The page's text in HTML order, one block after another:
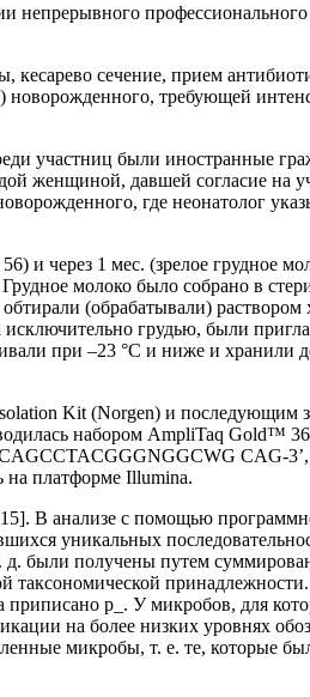
профессионального
сечение, прием
новорожденного, требующей
участниц были иностранные
женщиной, давшей согласие на
где неонатолог
и через 1 мес. (зрелое грудное
молоко было собрано в
(обрабатывали) раствором
грудью, были
при –23 °C и ниже и хранили
Kit (Norgen) и последующим
набором AmpliTaq Gold™
CAG-3’,
платформе Illumina.
В анализе с помощью
уникальных
д. были получены путем
таксономической
p_. У микробов, для
на более низких уровнях
микробы, т. е. те, которые